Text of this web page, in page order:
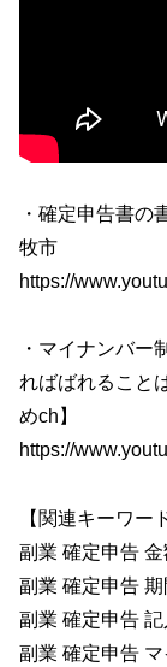
・確定申告
牧市
https://
・マイナンバー
ればばれること
めch】
https://
【関連キーワー
副業 確定申告 金
副業 確定申告 期
副業 確定申告 記
副業 確定申告